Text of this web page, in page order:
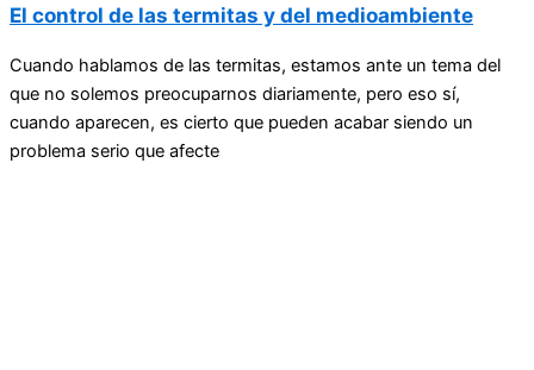
El control de las termitas y del medioambiente
Cuando hablamos de las termitas, estamos ante un tema del
que no solemos preocuparnos diariamente, pero eso sí,
cuando aparecen, es cierto que pueden acabar siendo un
problema serio que afecte